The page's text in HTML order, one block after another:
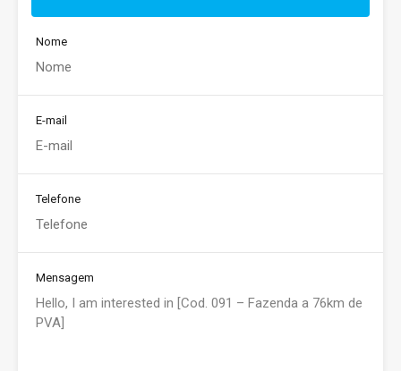
Nome
E-mail
Telefone
Mensagem